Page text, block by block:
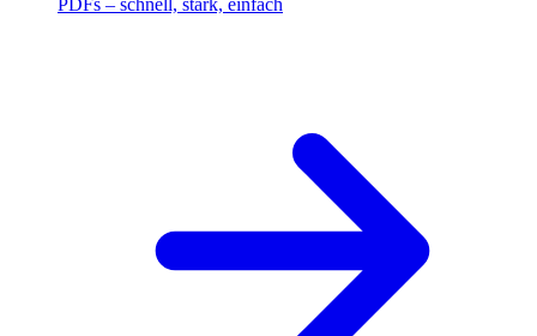
PDFs – schnell, stark, einfach